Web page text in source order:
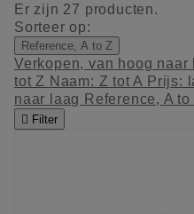
Er zijn 27 producten.
Sorteer op:
Reference, A to Z
Verkopen, van hoog naar
tot Z Naam: Z tot A Prijs:
naar laag Reference, A to
 Filter